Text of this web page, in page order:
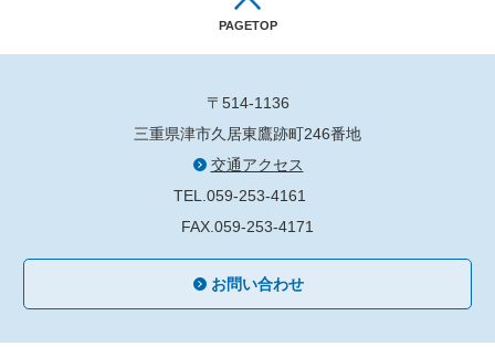
PAGETOP
〒514-1136
三重県津市久居東鷹跡町246番地
交通アクセス
TEL.059-253-4161
FAX.059-253-4171
お問い合わせ